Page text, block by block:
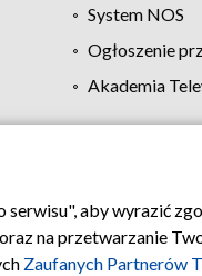
System NOS
Ogłoszenie
Akademia
Regulamin TVP
aby wyrazić
na przetwarzanie
Zaufanych Partnerów